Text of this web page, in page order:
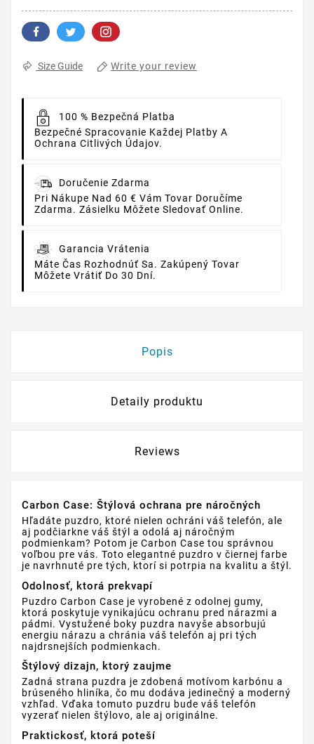
Size Guide Write your review
100 % Bezpečná Platba
Bezpečné Spracovanie Každej Platby A
Ochrana Citlivých Údajov.
Doručenie Zdarma
Pri Nákupe Nad 60 € Vám Tovar Doručíme
Zdarma. Zásielku Môžete Sledovať Online.
Garancia Vrátenia
Máte Čas Rozhodnúť Sa. Zakúpený Tovar
Môžete Vrátiť Do 30 Dní.
Popis
Detaily produktu
Reviews
Carbon Case: Štýlová ochrana pre náročných
Hľadáte puzdro, ktoré nielen ochráni váš telefón, ale
aj podčiarkne váš štýl a odolá aj náročným
podmienkam? Potom je Carbon Case tou správnou
voľbou pre vás. Toto elegantné puzdro v čiernej farbe
je navrhnuté pre tých, ktorí si potrpia na kvalitu a štýl.
Odolnosť, ktorá prekvapí
Puzdro Carbon Case je vyrobené z odolnej gumy,
ktorá poskytuje vynikajúcu ochranu pred nárazmi a
pádmi. Vystužené boky puzdra navyše absorbujú
energiu nárazu a chránia váš telefón aj pri tých
najdrsnejších podmienkach.
Štýlový dizajn, ktorý zaujme
Zadná strana puzdra je zdobená motívom karbónu a
brúseného hliníka, čo mu dodáva jedinečný a moderný
vzhľad. Vďaka tomuto puzdru bude váš telefón
vyzerať nielen štýlovo, ale aj originálne.
Praktickosť, ktorá poteší